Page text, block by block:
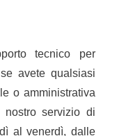
tecnico per
avete qualsiasi
o amministrativa
servizio di
al venerdì, dalle